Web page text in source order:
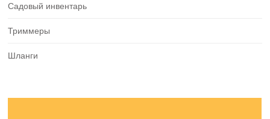
Садовый инвентарь
Триммеры
Шланги